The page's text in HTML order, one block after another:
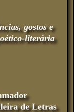
gostos e
literária
de Letras